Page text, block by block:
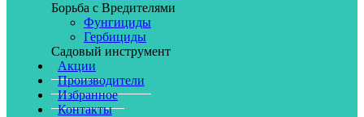
Борьба с Вредителями
Фунгициды
Гербициды
Садовый инструмент
Акции
Производители
Избранное
Контакты